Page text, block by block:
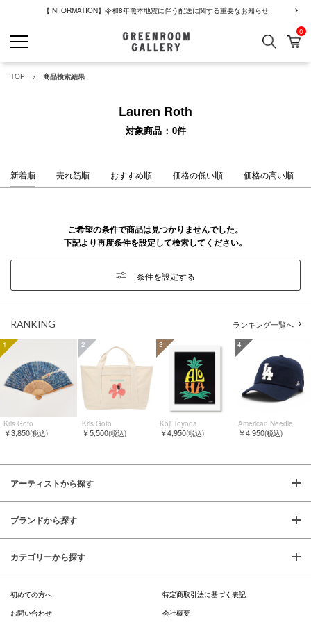
【INFORMATION】令和8年熊本地震に伴う配送に関する重要なお知らせ
検索 カ
0
TOP 商品検索結果
Lauren Roth
対象商品 0件
新着順 売れ筋順 おすすめ順 価格の低い順 価格の高い順
ご希望の条件で商品は見つかりませんでした。
下記より再度条件を設定して検索してください。
条件を設定する
RANKING ランキング一覧へ
1
Kris Goto
￥3,850(税込)
2
Kris Goto
￥5,500(税込)
3
Koji Toyoda
￥4,950(税込)
4
American Needle
￥4,950(税込)
アーティストから探す
ブランドから探す
カテゴリーから探す
初めての方へ
特定商取引法に基づく表記
お問い合わせ
会社概要